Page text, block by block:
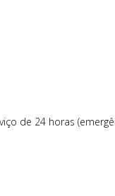
de 24 horas